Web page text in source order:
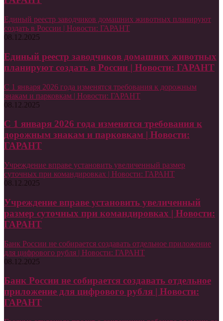
Единый реестр заводчиков домашних животных планируют
создать в России | Новости: ГАРАНТ
08.12.2025
Единый реестр заводчиков домашних животных
планируют создать в России | Новости: ГАРАНТ
С 1 января 2026 года изменятся требования к дорожным
знакам и парковкам | Новости: ГАРАНТ
08.12.2025
С 1 января 2026 года изменятся требования к
дорожным знакам и парковкам | Новости:
ГАРАНТ
Учреждение вправе установить увеличенный размер
суточных при командировках | Новости: ГАРАНТ
08.12.2025
Учреждение вправе установить увеличенный
размер суточных при командировках | Новости:
ГАРАНТ
Банк России не собирается создавать отдельное приложение
для цифрового рубля | Новости: ГАРАНТ
08.12.2025
Банк России не собирается создавать отдельное
приложение для цифрового рубля | Новости:
ГАРАНТ